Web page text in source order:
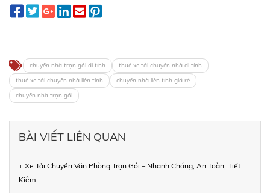
chuyển nhà trọn gói đi tỉnh
thuê xe tải chuyển nhà đi tỉnh
thuê xe tải chuyển nhà liên tỉnh
chuyển nhà liên tỉnh giá rẻ
chuyển nhà trọn gói
BÀI VIẾT LIÊN QUAN
+ Xe Tải Chuyển Văn Phòng Trọn Gói – Nhanh Chóng, An Toàn, Tiết
Kiệm